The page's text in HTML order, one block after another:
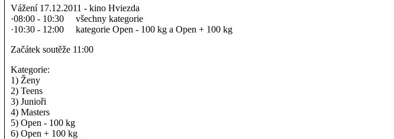
Vážení 17.12.2011 - kino Hviezda
·08:00 - 10:30 všechny kategorie
·10:30 - 12:00 kategorie Open - 100 kg a Open + 100 kg
Začátek soutěže 11:00
Kategorie:
1) Ženy
2) Teens
3) Junioři
4) Masters
5) Open - 100 kg
6) Open + 100 kg